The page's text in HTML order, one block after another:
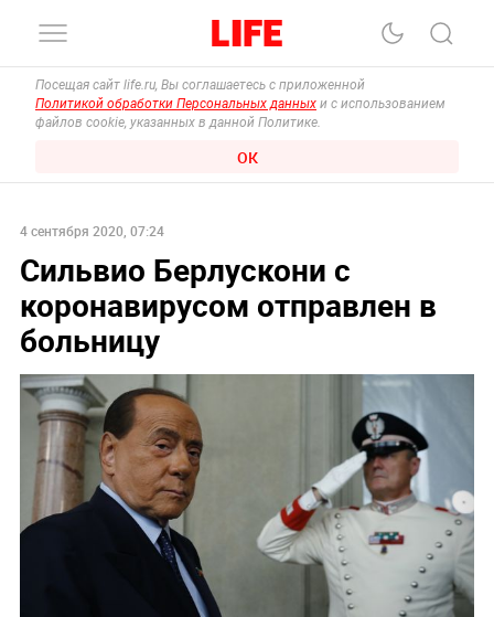
Посещая сайт life.ru, Вы соглашаетесь с приложенной
Политикой обработки Персональных данных и с использованием
файлов cookie, указанных в данной Политике.
ОК
4 сентября 2020, 07:24
Сильвио Берлускони с
коронавирусом отправлен в
больницу